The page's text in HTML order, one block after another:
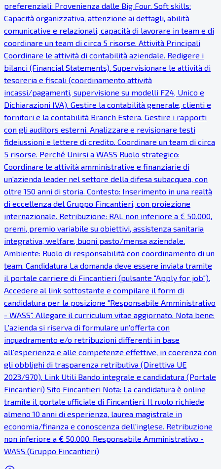
preferenziali: Provenienza dalle Big Four. Soft skills:
Capacità organizzativa, attenzione ai dettagli, abilità
comunicative e relazionali, capacità di lavorare in team e di
coordinare un team di circa 5 risorse. Attività Principali
Coordinare le attività di contabilità aziendale. Redigere i
bilanci (Financial Statements). Supervisionare le attività di
tesoreria e fiscali (coordinamento attività
incassi/pagamenti, supervisione su modelli F24, Unico e
Dichiarazioni IVA). Gestire la contabilità generale, clienti e
fornitori e la contabilità Branch Estera. Gestire i rapporti
con gli auditors esterni. Analizzare e revisionare testi
fideiussioni e lettere di credito. Coordinare un team di circa
5 risorse. Perché Unirsi a WASS Ruolo strategico:
Coordinare le attività amministrative e finanziarie di
un'azienda leader nel settore della difesa subacquea, con
oltre 150 anni di storia. Contesto: Inserimento in una realtà
di eccellenza del Gruppo Fincantieri, con proiezione
internazionale. Retribuzione: RAL non inferiore a € 50.000,
premi, premio variabile su obiettivi, assistenza sanitaria
integrativa, welfare, buoni pasto/mensa aziendale.
Ambiente: Ruolo di responsabilità con coordinamento di un
team. Candidatura La domanda deve essere inviata tramite
il portale carriere di Fincantieri (pulsante "Apply for job").
Accedere al link sottostante e compilare il form di
candidatura per la posizione "Responsabile Amministrativo
- WASS". Allegare il curriculum vitae aggiornato. Nota bene:
L'azienda si riserva di formulare un'offerta con
inquadramento e/o retribuzioni differenti in base
all'esperienza e alle competenze effettive, in coerenza con
gli obblighi di trasparenza retributiva (Direttiva UE
2023/970). Link Utili Bando integrale e candidatura (Portale
Fincantieri) Sito Fincantieri Nota: La candidatura è online
tramite il portale ufficiale di Fincantieri. Il ruolo richiede
almeno 10 anni di esperienza, laurea magistrale in
economia/finanza e conoscenza dell'inglese. Retribuzione
non inferiore a € 50.000. Responsabile Amministrativo -
WASS (Gruppo Fincantieri)